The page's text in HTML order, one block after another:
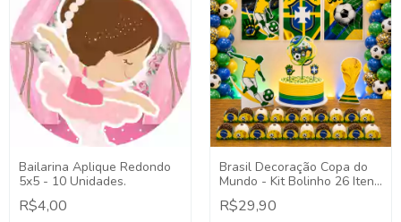
Bailarina Aplique Redondo
5x5 - 10 Unidades.
R$4,00
Brasil Decoração Copa do
Mundo - Kit Bolinho 26 Itens
(P)
R$29,90